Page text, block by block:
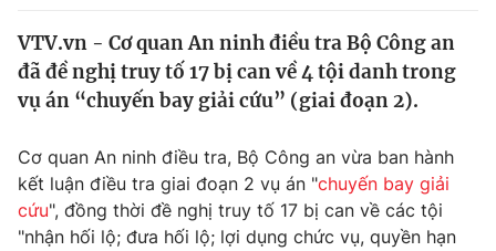
Thế giới
Thế giới đó đây
Câu chuyện quốc tế
Kinh tế
Tài chính
Thị trường
Dữ liệu và đời sống
VTV.vn - Cơ quan An ninh điều tra Bộ Công an
đã đề nghị truy tố 17 bị can về 4 tội danh trong
vụ án “chuyến bay giải cứu” (giai đoạn 2).
Cơ quan An ninh điều tra, Bộ Công an vừa ban hành
kết luận điều tra giai đoạn 2 vụ án "chuyến bay giải
cứu", đồng thời đề nghị truy tố 17 bị can về các tội
"nhận hối lộ; đưa hối lộ; lợi dụng chức vụ, quyền hạn